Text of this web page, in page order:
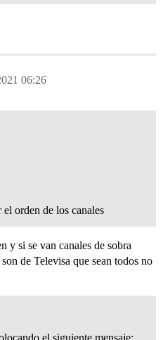
06:26
orden de los canales
y si se van canales de sobra
de Televisa que sean todos no
el siguiente mensaje: